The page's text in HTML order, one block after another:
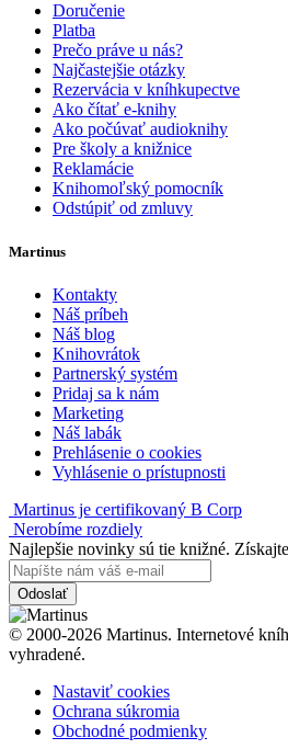
Doručenie
Platba
Prečo práve u nás?
Najčastejšie otázky
Rezervácia v kníhkupectve
Ako čítať e-knihy
Ako počúvať audioknihy
Pre školy a knižnice
Reklamácie
Knihomoľský pomocník
Odstúpiť od zmluvy
Martinus
Kontakty
Náš príbeh
Náš blog
Knihovrátok
Partnerský systém
Pridaj sa k nám
Marketing
Náš labák
Prehlásenie o cookies
Vyhlásenie o prístupnosti
Martinus je certifikovaný B Corp
Nerobíme rozdiely
Najlepšie novinky sú tie knižné.
Odoslať
© 2000-2026 Martinus. Internetové
vyhradené.
Nastaviť cookies
Ochrana súkromia
Obchodné podmienky